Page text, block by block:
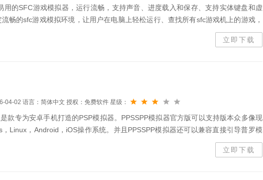
用的SFC游戏模拟器，运行流畅，支持声音、进度载入和保存、支持实体键盘和虚
畅的sfc游戏模拟环境，让用户在电脑上轻松运行、查找所有sfc游戏机上的游戏，
立即下载
04-02 语言：简体中文 授权：免费软件 星级：
款专为安卓手机打造的PSP模拟器。PPSSPP模拟器官方版可以支持版本众多像现
Linux，Android，iOS操作系统。并且PPSSPP模拟器还可以兼容直接引导普罗模
立即下载